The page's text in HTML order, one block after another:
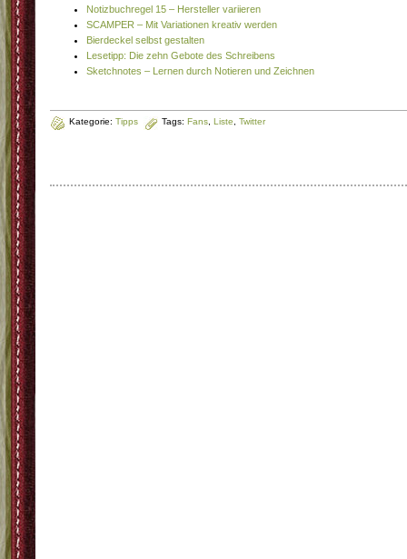
Notizbuchregel 15 – Hersteller variieren
SCAMPER – Mit Variationen kreativ werden
Bierdeckel selbst gestalten
Lesetipp: Die zehn Gebote des Schreibens
Sketchnotes – Lernen durch Notieren und Zeichnen
Kategorie: Tipps Tags: Fans Liste Twitter